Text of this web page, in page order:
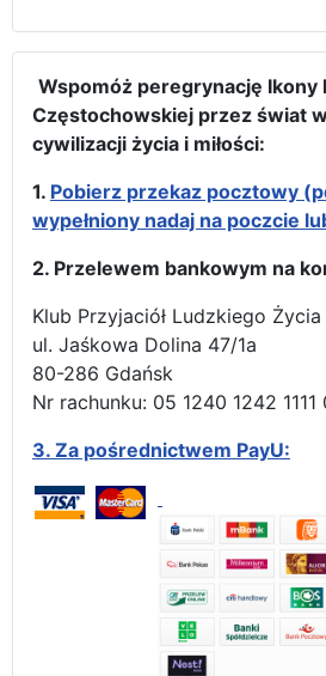
Wspomóż peregrynację Ikony
Częstochowskiej przez świat
cywilizacji życia i miłości:
1. Pobierz przekaz pocztowy
wypełniony nadaj na poczcie
2. Przelewem bankowym na
Klub Przyjaciół Ludzkiego Życia
ul. Jaśkowa Dolina 47/1a
80-286 Gdańsk
Nr rachunku: 05 1240 1242
3. Za pośrednictwem PayU: